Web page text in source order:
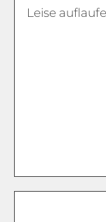
Leise